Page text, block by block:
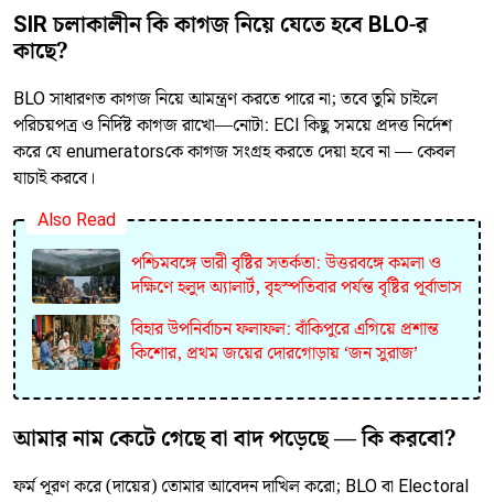
SIR চলাকালীন কি কাগজ নিয়ে যেতে হবে BLO-র
কাছে?
BLO সাধারণত কাগজ নিয়ে আমন্ত্রণ করতে পারে না; তবে তুমি চাইলে
পরিচয়পত্র ও নির্দিষ্ট কাগজ রাখো—নোটা: ECI কিছু সময়ে প্রদত্ত নির্দেশ
করে যে enumeratorsকে কাগজ সংগ্রহ করতে দেয়া হবে না — কেবল
যাচাই করবে।
Also Read
পশ্চিমবঙ্গে ভারী বৃষ্টির সতর্কতা: উত্তরবঙ্গে কমলা ও
দক্ষিণে হলুদ অ্যালার্ট, বৃহস্পতিবার পর্যন্ত বৃষ্টির পূর্বাভাস
বিহার উপনির্বাচন ফলাফল: বাঁকিপুরে এগিয়ে প্রশান্ত
কিশোর, প্রথম জয়ের দোরগোড়ায় ‘জন সুরাজ’
আমার নাম কেটে গেছে বা বাদ পড়েছে — কি করবো?
ফর্ম পূরণ করে (দায়ের) তোমার আবেদন দাখিল করো; BLO বা Electoral